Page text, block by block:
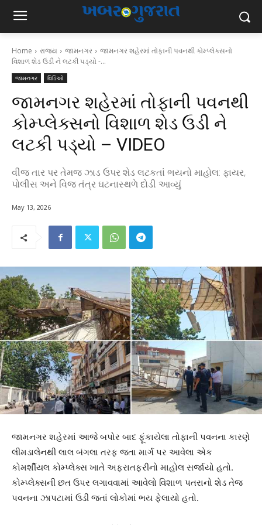
Home રાજ્ય જામનગર
જામનગર શહેરમાં તોફાની પવનથી કોમ્પ્લેક્સનો
વિશાળ શેડ ઉડી ને લટકી પડ્યો -...
જામનગર વિડિઓ
જામનગર શહેરમાં તોફાની પવનથી
કોમ્પ્લેક્સનો વિશાળ શેડ ઉડી ને
લટકી પડ્યો – VIDEO
વીજ તાર પર તેમજ ઝાડ ઉપર શેડ લટકતાં ભયનો માહોલ: ફાયર,
પોલીસ અને વિજ તંત્ર ઘટનાસ્થળે દોડી આવ્યું
May 13, 2026
જામનગર શહેરમાં આજે બપોર બાદ ફૂંકાયેલા તોફાની પવનના કારણે
લીમડાલેનથી લાલ બંગલા તરફ જતા માર્ગ પર આવેલા એક
કોમર્શીયલ કોમ્પ્લેક્સ ખાતે અફરાતફરીનો માહોલ સર્જાયો હતો.
કોમ્પ્લેક્સની છત ઉપર લગાવવામાં આવેલો વિશાળ પતરાનો શેડ તેજ
પવનના ઝાપટામાં ઉડી જતાં લોકોમાં ભય ફેલાયો હતો.